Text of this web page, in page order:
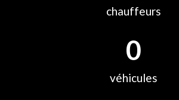
chauffeurs
véhicules
0